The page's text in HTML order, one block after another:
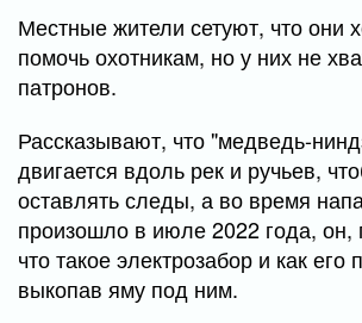
Местные жители сетуют, что они
помочь охотникам, но у них не
патронов.
Рассказывают, что "медведь-
двигается вдоль рек и ручьев,
оставлять следы, а во время
произошло в июле 2022 года, он,
что такое электрозабор и как его
выкопав яму под ним.